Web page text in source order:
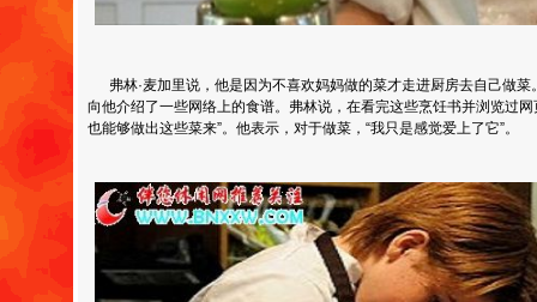
弗林·麦加里说，他是因为不喜欢妈妈做的菜才走进厨房去自己做菜
向他介绍了一些网络上的食谱。弗林说，在看完这些烹饪书并浏览过
也能够做出这些菜来”。他表示，对于做菜，“我只是感觉爱上了它”。